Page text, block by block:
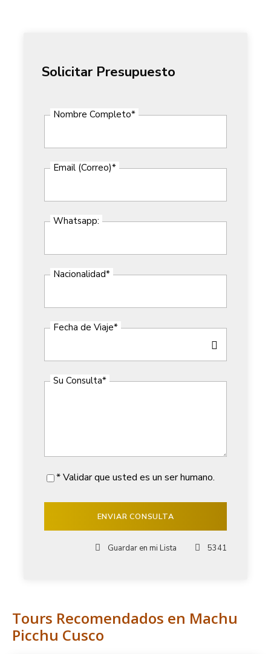
Solicitar Presupuesto
Nombre Completo*
Email (Correo)*
Whatsapp:
Nacionalidad*
Fecha de Viaje*
Su Consulta*
* Validar que usted es un ser humano.
Guardar en mi Lista 5341
Tours Recomendados en Machu
Picchu Cusco